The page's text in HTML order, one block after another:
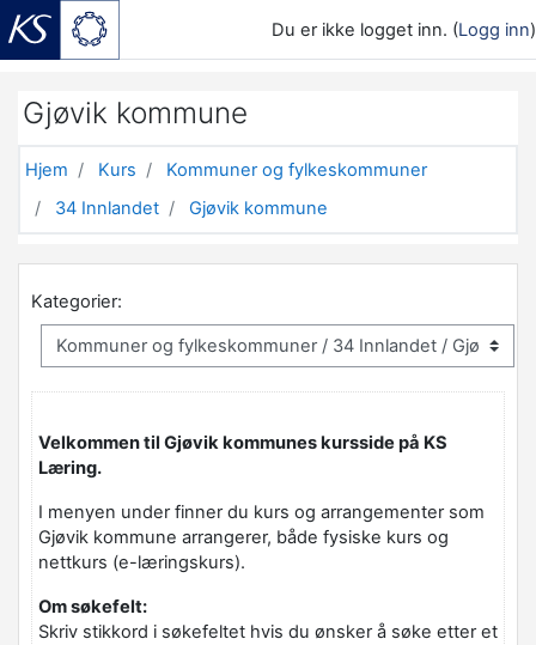
Du er ikke logget inn. (Logg inn)
Gjøvik kommune
Hjem Kurs
Kommuner og fylkeskommuner
34 Innlandet
Gjøvik kommune
Kategorier:
Velkommen til Gjøvik kommunes kursside på KS
Læring.
I menyen under finner du kurs og arrangementer som
Gjøvik kommune arrangerer, både fysiske kurs og
nettkurs (e-læringskurs).
Om søkefelt:
Skriv stikkord i søkefeltet hvis du ønsker å søke etter et